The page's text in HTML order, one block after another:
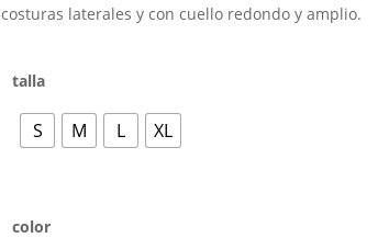
costuras laterales y con cuello redondo y amplio.
talla
S M L XL
color